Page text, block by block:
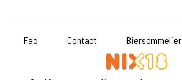
Faq Contact Biersommelier